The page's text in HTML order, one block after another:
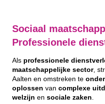
Sociaal
Professionele
Als professionele
maatschappelijke sector,
Aalten en omstreken te
oplossen van complexe
welzijn en sociale zaken